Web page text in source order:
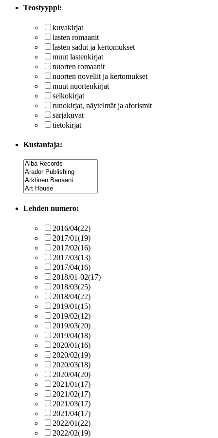
Teostyyppi:
kuvakirjat
lasten romaanit
lasten sadut ja kertomukset
muut lastenkirjat
nuorten romaanit
nuorten novellit ja kertomukset
muut nuortenkirjat
selkokirjat
runokirjat, näytelmät ja aforismit
sarjakuvat
tietokirjat
Kustantaja:
Lehden numero:
2016/04(22)
2017/01(19)
2017/02(16)
2017/03(13)
2017/04(16)
2018/01-02(17)
2018/03(25)
2018/04(22)
2019/01(15)
2019/02(12)
2019/03(20)
2019/04(18)
2020/01(16)
2020/02(19)
2020/03(18)
2020/04(20)
2021/01(17)
2021/02(17)
2021/03(17)
2021/04(17)
2022/01(22)
2022/02(19)